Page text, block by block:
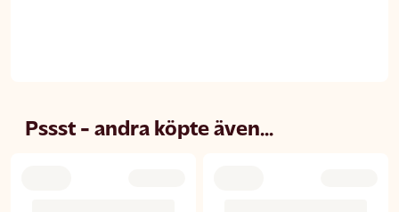
Pssst - andra köpte även...